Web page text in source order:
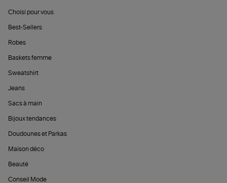
Choisi pour vous
Best-Sellers
Robes
Baskets femme
Sweatshirt
Jeans
Sacs à main
Bijoux tendances
Doudounes et Parkas
Maison déco
Beauté
Conseil Mode